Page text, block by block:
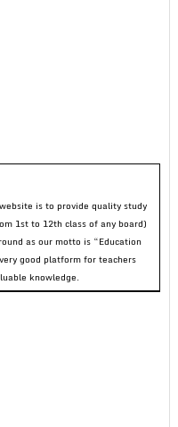
is to provide quality study
1st to 12th class of any board)
as our motto is “Education
good platform for teachers
knowledge.